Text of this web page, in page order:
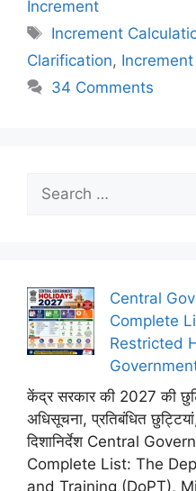
Increment
Tags
Increment
Clarification,
34 Comments
Search
for:
Central
Complete
Restricted
केंद्र सरकार की 2027 की
अधिसूचना, प्रतिबंधित
दिशानिर्देश Central
Complete List: The
and Training (DoPT),